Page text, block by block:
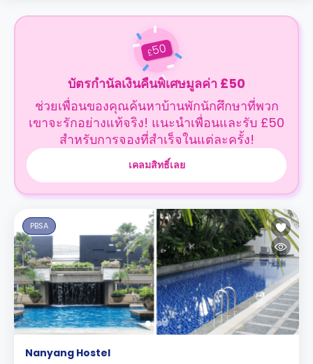
£50
บัตรกำนัลเงินคืนพิเศษมูลค่า £50
ช่วยเพื่อนของคุณค้นหาบ้านพักนักศึกษาที่พวก
เขาจะรักอย่างแท้จริง! แนะนำเพื่อนและรับ £50
สำหรับการจองที่สำเร็จในแต่ละครั้ง!
เคลมสิทธิ์เลย
PBSA
Nanyang Hostel